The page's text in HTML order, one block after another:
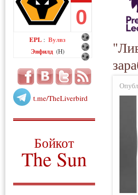
0
EPL : Вулвз
Энфилд (H)
t.me/TheLiverbird
Бойкот
The Sun